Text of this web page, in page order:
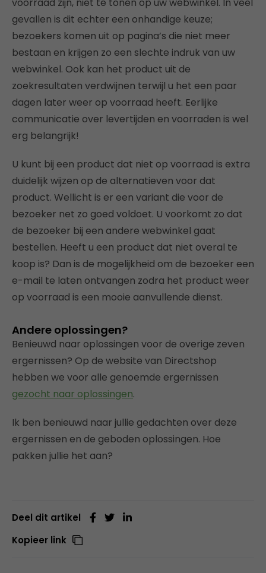
gevallen is dit echter een onhandige keuze;
bezoekers komen uit op pagina’s die niet meer
bestaan en krijgen zo een slechte indruk van uw
webwinkel. Ook kan het product uit de
zoekresultaten verdwijnen terwijl u het een paar
dagen later weer op voorraad heeft. Eerlijke
communicatie over levertijden en voorraden is wel
erg belangrijk!
U kunt bij een product dat niet op voorraad is extra
duidelijk wijzen op de alternatieven voor dat
product. Wellicht is er een variant die voor de
bezoeker net zo goed voldoet. U voorkomt zo dat
de bezoeker bij een andere webwinkel gaat
bestellen. Heeft u een product dat niet overal te
koop is? Dan is de mogelijkheid om de bezoeker een
e-mail te laten ontvangen zodra het product weer
op voorraad is een mooie aanvullende dienst.
Andere oplossingen?
Benieuwd naar oplossingen voor de overige zeven
ergernissen? Op de website van Directshop
hebben we voor alle genoemde ergernissen
gezocht naar oplossingen.
Ik ben benieuwd naar jullie gedachten over deze
ergernissen en de geboden oplossingen. Hoe
pakken jullie het aan?
Deel dit artikel
Kopieer link